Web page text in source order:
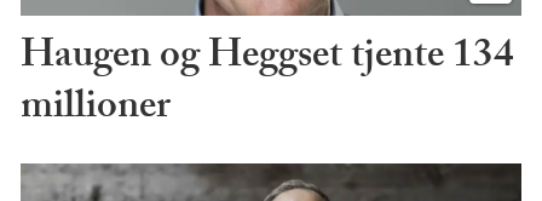
Haugen og Heggset tjente 134
millioner